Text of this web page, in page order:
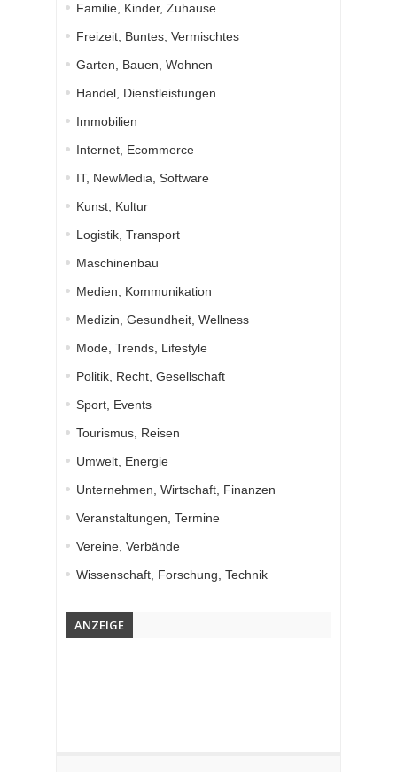
Familie, Kinder, Zuhause
Freizeit, Buntes, Vermischtes
Garten, Bauen, Wohnen
Handel, Dienstleistungen
Immobilien
Internet, Ecommerce
IT, NewMedia, Software
Kunst, Kultur
Logistik, Transport
Maschinenbau
Medien, Kommunikation
Medizin, Gesundheit, Wellness
Mode, Trends, Lifestyle
Politik, Recht, Gesellschaft
Sport, Events
Tourismus, Reisen
Umwelt, Energie
Unternehmen, Wirtschaft, Finanzen
Veranstaltungen, Termine
Vereine, Verbände
Wissenschaft, Forschung, Technik
ANZEIGE